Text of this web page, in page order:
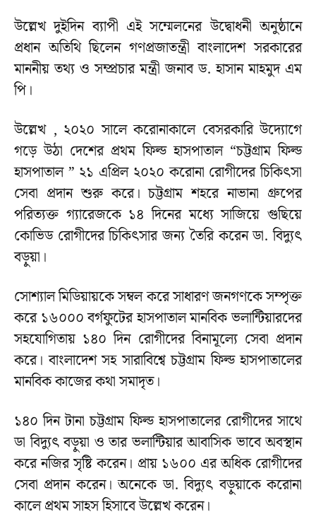
উল্লেখ দুইদিন ব্যাপী এই সম্মেলনের উদ্বোধনী অনুষ্ঠানে
প্রধান অতিথি ছিলেন গণপ্রজাতন্ত্রী বাংলাদেশ সরকারের
মাননীয় তথ্য ও সম্প্রচার মন্ত্রী জনাব ড. হাসান মাহমুদ এম
পি।
উল্লেখ , ২০২০ সালে করোনাকালে বেসরকারি উদ্যোগে
গড়ে উঠা দেশের প্রথম ফিল্ড হাসপাতাল “চট্টগ্রাম ফিল্ড
হাসপাতাল ” ২১ এপ্রিল ২০২০ করোনা রোগীদের চিকিৎসা
সেবা প্রদান শুরু করে। চট্টগ্রাম শহরে নাভানা গ্রুপের
পরিত্যক্ত গ্যারেজকে ১৪ দিনের মধ্যে সাজিয়ে গুছিয়ে
কোভিড রোগীদের চিকিৎসার জন্য তৈরি করেন ডা. বিদ্যুৎ
বড়ুয়া।
সোশ্যাল মিডিয়ায়কে সম্বল করে সাধারণ জনগণকে সম্পৃক্ত
করে ১৬০০০ বর্গফুটের হাসপাতাল মানবিক ভলান্টিয়ারদের
সহযোগিতায় ১৪০ দিন রোগীদের বিনামূল্যে সেবা প্রদান
করে। বাংলাদেশ সহ সারাবিশ্বে চট্টগ্রাম ফিল্ড হাসপাতালের
মানবিক কাজের কথা সমাদৃত।
১৪০ দিন টানা চট্টগ্রাম ফিল্ড হাসপাতালের রোগীদের সাথে
ডা বিদ্যুৎ বড়ুয়া ও তার ভলান্টিয়ার আবাসিক ভাবে অবস্থান
করে নজির সৃষ্টি করেন। প্রায় ১৬০০ এর অধিক রোগীদের
সেবা প্রদান করেন। অনেকে ডা. বিদ্যুৎ বড়ুয়াকে করোনা
কালে প্রথম সাহস হিসাবে উল্লেখ করেন।